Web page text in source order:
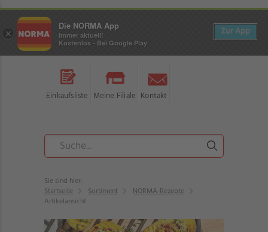
Einkaufsliste Meine Filiale Kontakt
Sie sind hier:
Startseite
Sortiment
NORMA-Rezepte
Artikelansicht
×
Die NORMA App
Immer aktuell!
Kostenlos - Bei Google Play
Zur App